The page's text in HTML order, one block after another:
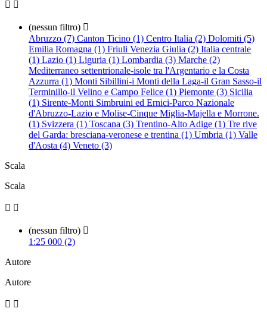
 
(nessun filtro) 
Abruzzo (7) Canton Ticino (1) Centro Italia (2) Dolomiti (5)
Emilia Romagna (1) Friuli Venezia Giulia (2) Italia centrale
(1) Lazio (1) Liguria (1) Lombardia (3) Marche (2)
Mediterraneo settentrionale-isole tra l'Argentario e la Costa
Azzurra (1) Monti Sibillini-i Monti della Laga-il Gran Sasso-il
Terminillo-il Velino e Campo Felice (1) Piemonte (3) Sicilia
(1) Sirente-Monti Simbruini ed Ernici-Parco Nazionale
d'Abruzzo-Lazio e Molise-Cinque Miglia-Majella e Morrone.
(1) Svizzera (1) Toscana (3) Trentino-Alto Adige (1) Tre rive
del Garda: bresciana-veronese e trentina (1) Umbria (1) Valle
d'Aosta (4) Veneto (3)
Scala
Scala
 
(nessun filtro) 
1:25 000 (2)
Autore
Autore
 